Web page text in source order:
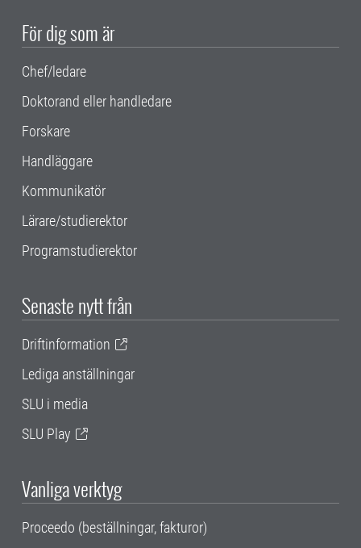
För dig som är
Chef/ledare
Doktorand eller handledare
Forskare
Handläggare
Kommunikatör
Lärare/studierektor
Programstudierektor
Senaste nytt från
Driftinformation
Lediga anställningar
SLU i media
SLU Play
Vanliga verktyg
Proceedo (beställningar, fakturor)